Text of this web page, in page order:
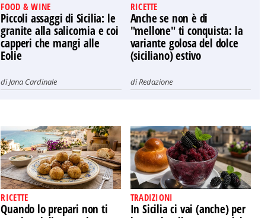
FOOD & WINE
Piccoli assaggi di Sicilia: le
granite alla salicornia e coi
capperi che mangi alle
Eolie
diJana Cardinale
RICETTE
Anche se non è di
"mellone" ti conquista: la
variante golosa del dolce
(siciliano) estivo
diRedazione
RICETTE
Quando lo prepari non ti
TRADIZIONI
In Sicilia ci vai (anche) per